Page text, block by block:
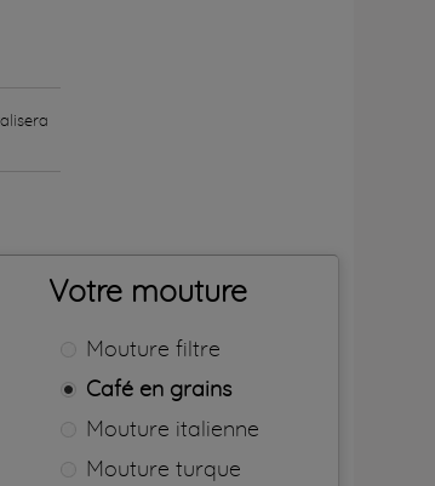
Votre mouture
Mouture filtre
Café en grains
Mouture italienne
Mouture turque